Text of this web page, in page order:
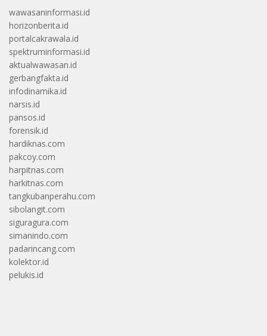
wawasaninformasi.id
horizonberita.id
portalcakrawala.id
spektruminformasi.id
aktualwawasan.id
gerbangfakta.id
infodinamika.id
narsis.id
pansos.id
forensik.id
hardiknas.com
pakcoy.com
harpitnas.com
harkitnas.com
tangkubanperahu.com
sibolangit.com
siguragura.com
simanindo.com
padarincang.com
kolektor.id
pelukis.id